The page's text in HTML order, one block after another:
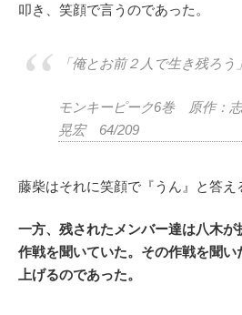
叩き、笑顔で言うのであった。
「俺とお前２人で生き残ろう」
モンキーピーク6巻 原作：
晃宏 64/209
藤柴はそれに笑顔で『うん』と答え
一方、残されたメンバー達は八木
作戦を聞いていた。その作戦を聞
上げるのであった。